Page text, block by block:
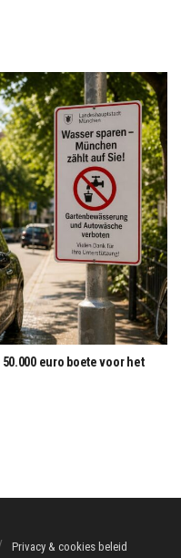
euro boete voor het
Privacy & cookies beleid